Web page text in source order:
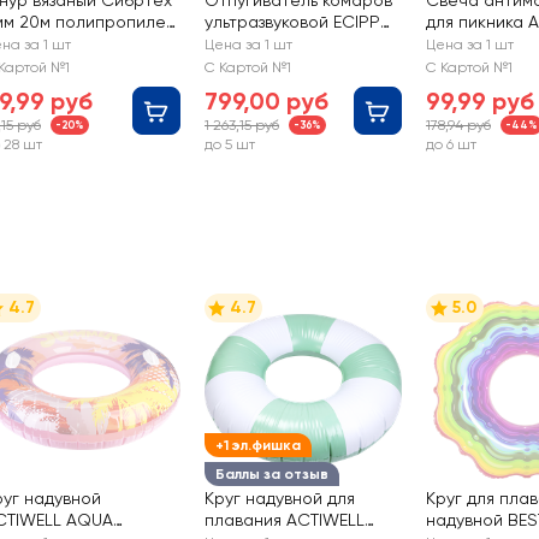
20м полипропилен
белый
за 1 шт
№1
руб
руб -20%
28 шт
ультразвуковой ECIPPO
брелок, Арт. ET51-3203
Цена за 1 шт
С Картой №1
799,00 руб
1 263,15 руб -36%
до 5 шт
для пикника
цитронелла, в
стеклянной
Цена за 1 шт
С Картой №1
99,99 руб
178,94 руб -44%
до 6 шт
4.7
надувной
AQUA
+1 эл.фишка
Баллы за отзыв
4.7
Круг надувной для
плавания ACTIWELL
5.0
Круг для
надувной